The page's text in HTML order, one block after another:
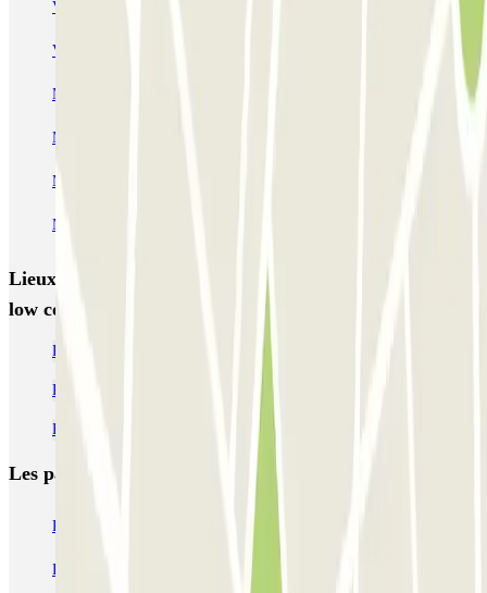
Venice Utility Park - Shuttle - Piazzale Roma - Coperto
Venice Utility Park - Shuttle - Piazzale Roma - Scoperto
MarcoPolo - FREE Shuttle - Aeroporto di Venezia
MarcoPolo - FREE Shuttle - Porto di Venezia
MarcoPolo - FREE Shuttle - Stazione di Venezia Mestre
MarcoPolo - FREE Shuttle - Piazzale Roma
Lieux et événements intéressants à proximité Parking
low cost San Lazzaro - Transfer Boat
Parkings près de l'Hôtel Plaza Mestre
Parkings près du Best Western Hotel Bologna
Parking Mestre-Venise | 15 Parkings Pas Cher | Parclick
Les parkings les plus réservés
Parking Paris Parking Gare de Lyon
Parking Charles de Gaulle - Roissy Aeroport